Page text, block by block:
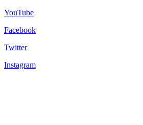
YouTube
Facebook
Twitter
Instagram